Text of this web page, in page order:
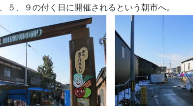
５、９の付く日に開催されるという朝市へ。